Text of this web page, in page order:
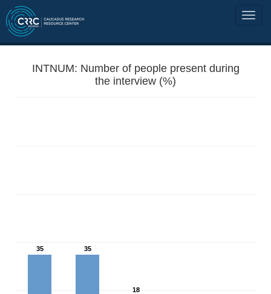
INTNUM: Number of people present during
the interview (%)
35 35
18